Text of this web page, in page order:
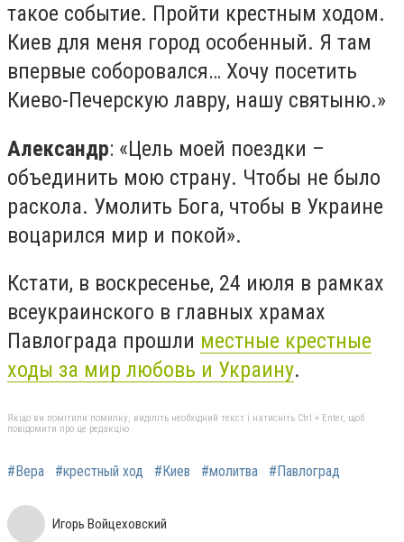
такое событие. Пройти крестным ходом.
Киев для меня город особенный. Я там
впервые соборовался… Хочу посетить
Киево-Печерскую лавру, нашу святыню.»
Александр: «Цель моей поездки –
объединить мою страну. Чтобы не было
раскола. Умолить Бога, чтобы в Украине
воцарился мир и покой».
Кстати, в воскресенье, 24 июля в рамках
всеукраинского в главных храмах
Павлограда прошли местные крестные
ходы за мир любовь и Украину.
Якщо ви помітили помилку, виділіть необхідний текст і натисніть Ctrl + Enter, щоб
повідомити про це редакцію
#Вера #крестный ход #Киев #молитва #Павлоград
Игорь Войцеховский